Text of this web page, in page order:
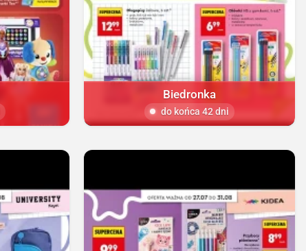
Biedronka
do końca 42 dni